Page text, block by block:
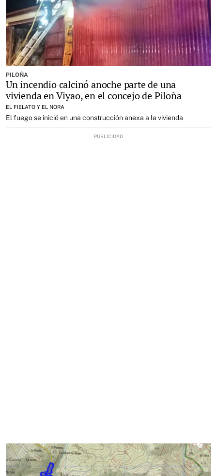
PILOÑA
Un incendio calcinó anoche parte de una
vivienda en Viyao, en el concejo de Piloña
EL FIELATO Y EL NORA
El fuego se inició en una construcción anexa a la vivienda